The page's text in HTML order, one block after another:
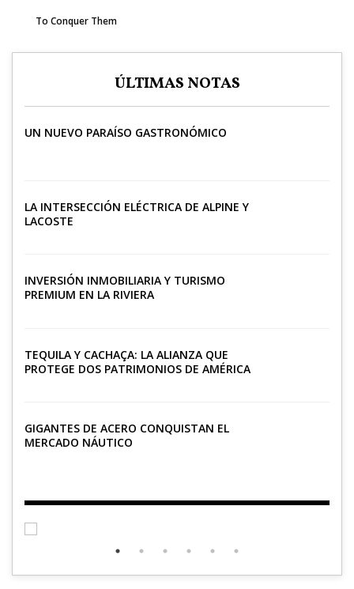
To Conquer Them
ÚLTIMAS NOTAS
UN NUEVO PARAÍSO GASTRONÓMICO
LA INTERSECCIÓN ELÉCTRICA DE ALPINE Y
LACOSTE
INVERSIÓN INMOBILIARIA Y TURISMO
PREMIUM EN LA RIVIERA
TEQUILA Y CACHAÇA: LA ALIANZA QUE
PROTEGE DOS PATRIMONIOS DE AMÉRICA
GIGANTES DE ACERO CONQUISTAN EL
MERCADO NÁUTICO